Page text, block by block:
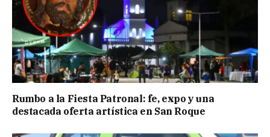
Rumbo a la Fiesta Patronal: fe, expo y una
destacada oferta artística en San Roque